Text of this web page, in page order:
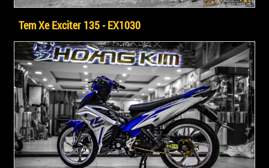
Tem Xe Exciter 135 - EX1030